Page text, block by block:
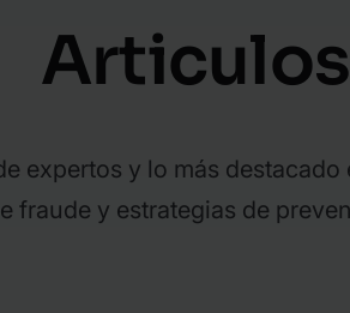
Articulos
expertos y lo más
fraude y estrategias de